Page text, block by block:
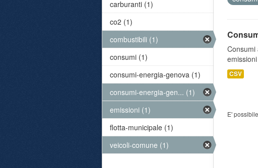
Consumi
CSV
E'
carburanti (1)
co2 (1)
combustibili (1)
consumi (1)
consumi-energia-genova (1)
consumi-energia-gen... (1)
emissioni (1)
flotta-municipale (1)
veicoli-comune (1)